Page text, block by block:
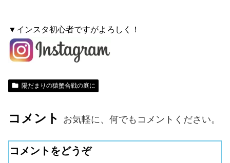
▼インスタ初心者ですがよろしく！
陽だまりの猿蟹合戦の庭に
コメント お気軽に、何でもコメントください。
コメントをどうぞ